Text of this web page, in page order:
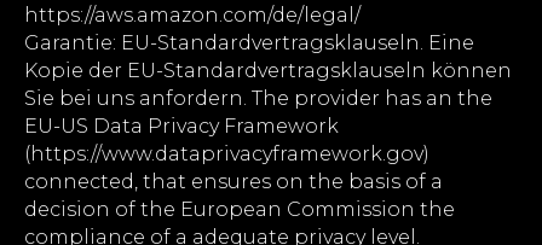
https://aws.amazon.com/de/legal/
Garantie: EU-Standardvertragsklauseln. Eine
Kopie der EU-Standardvertragsklauseln können
Sie bei uns anfordern. The provider has an the
EU-US Data Privacy Framework
(https://www.dataprivacyframework.gov)
connected, that ensures on the basis of a
decision of the European Commission the
compliance of a adequate privacy level.